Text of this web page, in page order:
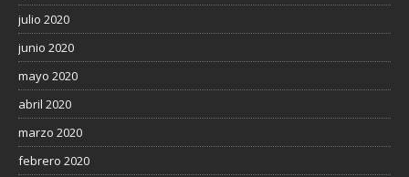
julio 2020
junio 2020
mayo 2020
abril 2020
marzo 2020
febrero 2020